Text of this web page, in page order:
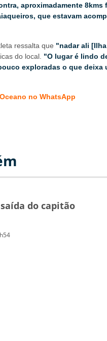
aproximadamente
que estavam
ressalta que "nadar ali
do local. "O lugar é lindo
exploradas o que
no WhatsApp
do capitão